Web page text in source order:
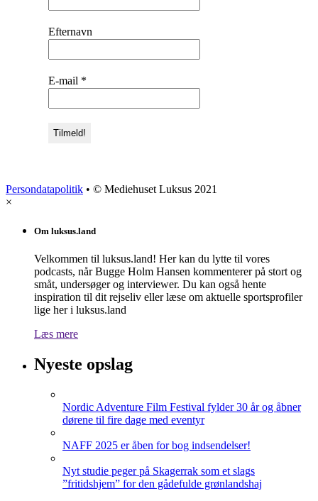
Efternavn
E-mail *
Persondatapolitik • © Mediehuset Luksus 2021
×
Om luksus.land
Velkommen til luksus.land! Her kan du lytte til vores
podcasts, når Bugge Holm Hansen kommenterer på stort og
småt, undersøger og interviewer. Du kan også hente
inspiration til dit rejseliv eller læse om aktuelle sportsprofiler
lige her i luksus.land
Læs mere
Nyeste opslag
Nordic Adventure Film Festival fylder 30 år og åbner
dørene til fire dage med eventyr
NAFF 2025 er åben for bog indsendelser!
Nyt studie peger på Skagerrak som et slags
”fritidshjem” for den gådefulde grønlandshaj